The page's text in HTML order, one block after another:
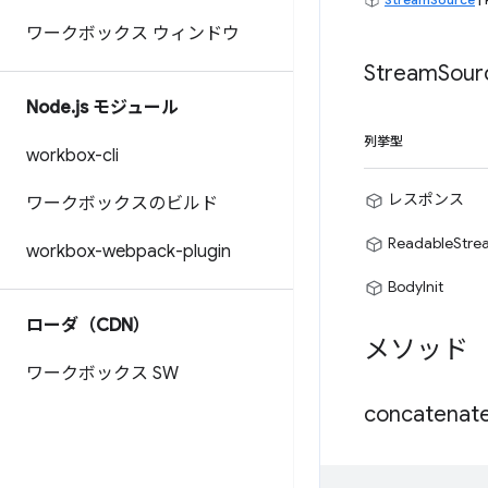
ワークボックス ウィンドウ
Node.js モジュール
workbox-cli
ワークボックスのビルド
workbox-webpack-plugin
ローダ（CDN）
ワークボックス SW
Stream
列挙型
レスポンス
BodyInit
メソッド